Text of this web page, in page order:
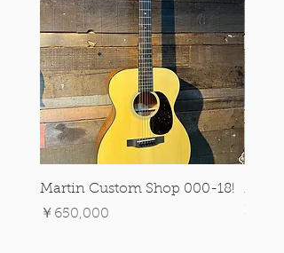
Martin Custom Shop 000-18!
価格
￥650,000